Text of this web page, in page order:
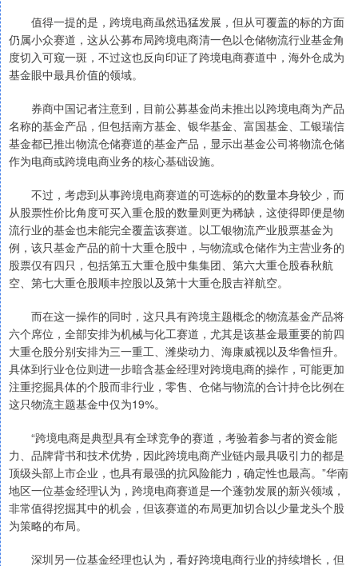
值得一提的是，跨境电商虽然迅猛发展，但从可覆盖的标的方面
仍属小众赛道，这从公募布局跨境电商清一色以仓储物流行业基金角
度切入可窥一斑，不过这也反向印证了跨境电商赛道中，海外仓成为
基金眼中最具价值的领域。
券商中国记者注意到，目前公募基金尚未推出以跨境电商为产品
名称的基金产品，但包括南方基金、银华基金、富国基金、工银瑞信
基金都已推出物流仓储赛道的基金产品，显示出基金公司将物流仓储
作为电商或跨境电商业务的核心基础设施。
不过，考虑到从事跨境电商赛道的可选标的的数量本身较少，而
从股票性价比角度可买入重仓股的数量则更为稀缺，这使得即便是物
流行业的基金也未能完全覆盖该赛道。以工银物流产业股票基金为
例，该只基金产品的前十大重仓股中，与物流或仓储作为主营业务的
股票仅有四只，包括第五大重仓股中集集团、第六大重仓股春秋航
空、第七大重仓股顺丰控股以及第十大重仓股吉祥航空。
而在这一操作的同时，这只具有跨境主题概念的物流基金产品将
六个席位，全部安排为机械与化工赛道，尤其是该基金最重要的前四
大重仓股分别安排为三一重工、潍柴动力、海康威视以及华鲁恒升。
具体到行业仓位则进一步暗含基金经理对跨境电商的操作，可能更加
注重挖掘具体的个股而非行业，零售、仓储与物流的合计持仓比例在
这只物流主题基金中仅为19%。
“跨境电商是典型具有全球竞争的赛道，考验着参与者的资金能
力、品牌背书和技术优势，因此跨境电商产业链内最具吸引力的都是
顶级头部上市企业，也具有最强的抗风险能力，确定性也最高。”华南
地区一位基金经理认为，跨境电商赛道是一个蓬勃发展的新兴领域，
非常值得挖掘其中的机会，但该赛道的布局更加切合以少量龙头个股
为策略的布局。
深圳另一位基金经理也认为，看好跨境电商行业的持续增长，但